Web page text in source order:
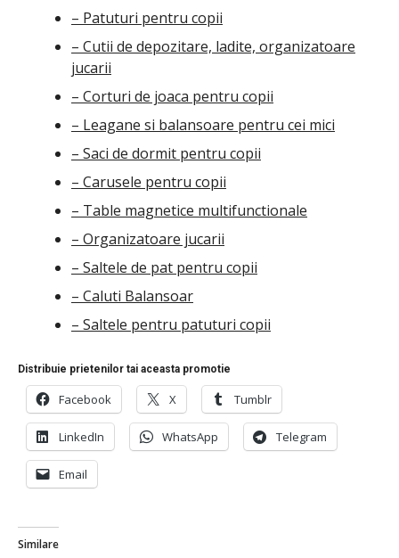
– Patuturi pentru copii
– Cutii de depozitare, ladite, organizatoare
jucarii
– Corturi de joaca pentru copii
– Leagane si balansoare pentru cei mici
– Saci de dormit pentru copii
– Carusele pentru copii
– Table magnetice multifunctionale
– Organizatoare jucarii
– Saltele de pat pentru copii
– Caluti Balansoar
– Saltele pentru patuturi copii
Distribuie prietenilor tai aceasta promotie
Facebook X Tumblr
LinkedIn WhatsApp Telegram
Email
Similare